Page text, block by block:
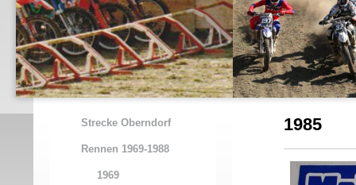
Strecke Oberndorf
Rennen 1969-1988
1969
1985